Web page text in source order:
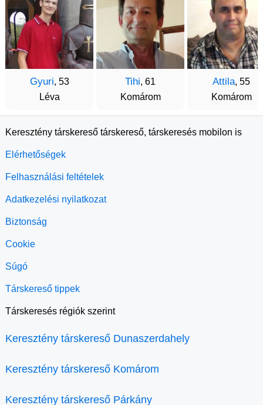
Gyuri, 53
Léva
Tihi, 61
Komárom
Attila, 55
Komárom
Keresztény társkereső társkereső, társkeresés mobilon is
Elérhetőségek
Felhasználási feltételek
Adatkezelési nyilatkozat
Biztonság
Cookie
Súgó
Társkereső tippek
Társkeresés régiók szerint
Keresztény társkereső Dunaszerdahely
Keresztény társkereső Komárom
Keresztény társkereső Párkány